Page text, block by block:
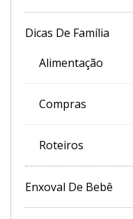
Dicas De Família
Alimentação
Compras
Roteiros
Enxoval De Bebê